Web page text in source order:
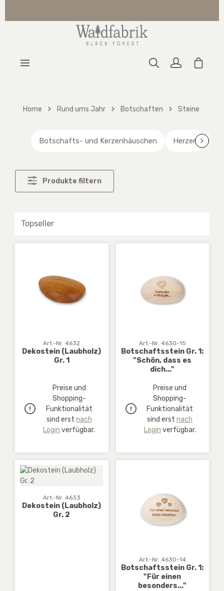
Home Rund ums Jahr Botschaften Steine
Botschafts- und Kerzenhäuschen Herzen
Produkte filtern
Art.-Nr. 4632
Dekostein (Laubholz)
Gr. 1
Preise und
Shopping-
Funktionalität
sind erst nach
Login verfügbar.
Art.-Nr. 4630-15
Botschaftsstein Gr. 1:
"Schön, dass es
dich..."
Preise und
Shopping-
Funktionalität
sind erstnach
Login verfügbar.
Art.-Nr. 4633
Dekostein (Laubholz)
Gr. 2
Art.-Nr. 4630-14
Botschaftsstein Gr. 1:
"Für einen
besonders..."